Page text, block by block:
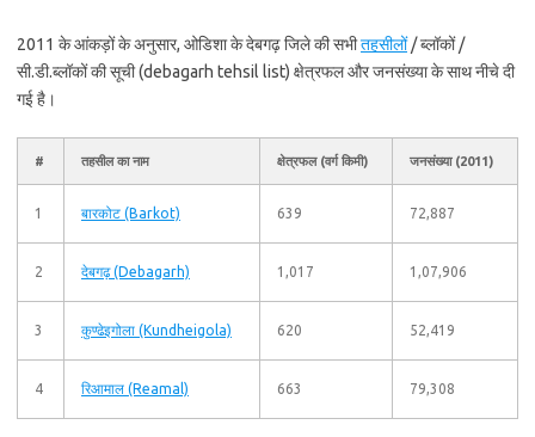
2011 के आंकड़ों के अनुसार, ओडिशा के देबगढ़ जिले की सभीतहसीलों/ ब्लॉकों /
सी.डी.ब्लॉकों की सूची (debagarh tehsil list) क्षेत्रफल और जनसंख्या के साथ नीचे दी
गई है।
# तहसील का नाम क्षेत्रफल (वर्ग किमी) जनसंख्या (2011)
1 बारकोट (Barkot) 639 72,887
2 देबगढ़ (Debagarh) 1,017 1,07,906
3 कुण्ढेइगोला (Kundheigola) 620 52,419
4 रिआमाल (Reamal) 663 79,308